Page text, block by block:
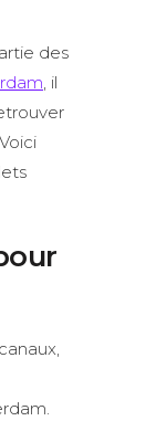
des
, il